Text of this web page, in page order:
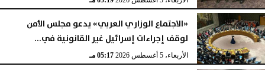
«الاجتماع الوزاري العربي» يدعو مجلس الأمن
لوقف إجراءات إسرائيل غير القانونية في...
الأربعاء، 5 أغسطس 2026 05:17 مـ